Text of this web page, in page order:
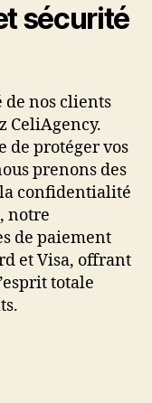
sécurité
nos clients
CeliAgency.
de protéger vos
prenons des
confidentialité
notre
de paiement
et Visa, offrant
totale